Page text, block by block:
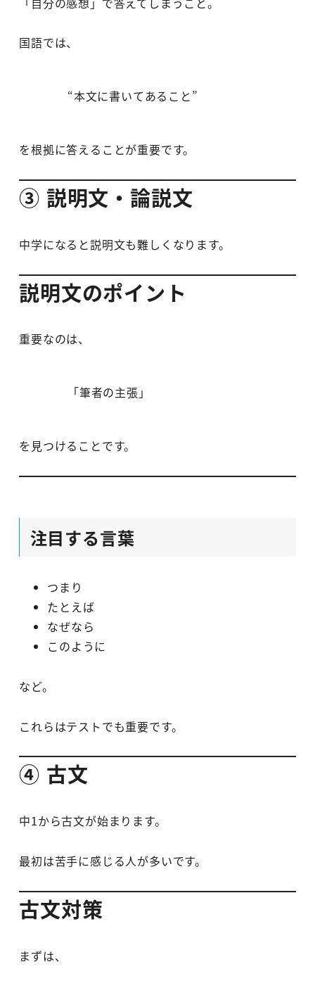
国語では、
“本文に書いてあること”
を根拠に答えることが重要です。
③ 説明文・論説文
中学になると説明文も難しくなります。
説明文のポイント
重要なのは、
「筆者の主張」
を見つけることです。
注目する言葉
つまり
たとえば
なぜなら
このように
など。
これらはテストでも重要です。
④ 古文
中1から古文が始まります。
最初は苦手に感じる人が多いです。
古文対策
まずは、